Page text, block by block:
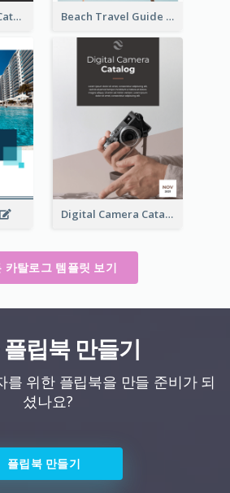
Home Furniture Catalog Beach Travel Guide
Digital Camera Catalog
카탈로그 템플릿 보기
립북 만들기
를 위한 플립북을 만들 준비가 되
셨나요?
플립북 만들기